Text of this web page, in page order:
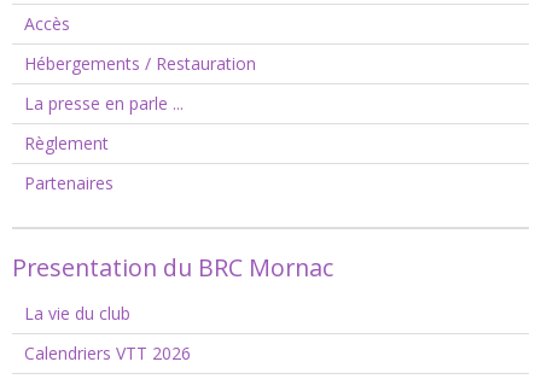
Accès
Hébergements / Restauration
La presse en parle ...
Règlement
Partenaires
Presentation du BRC Mornac
La vie du club
Calendriers VTT 2026